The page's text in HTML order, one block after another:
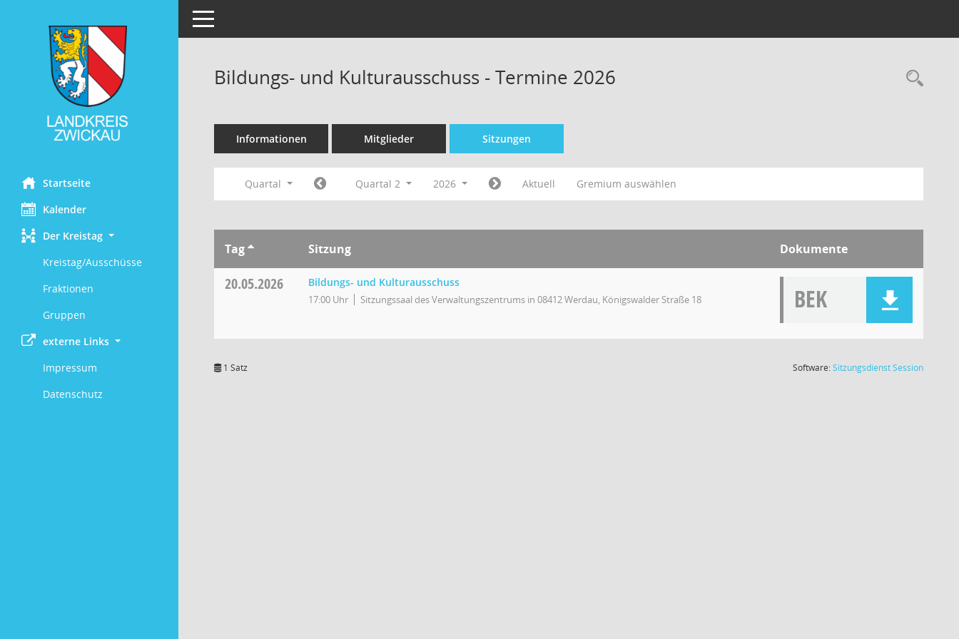
Startseite
Kalender
Der Kreistag
Kreistag/Ausschüsse
Fraktionen
Gruppen
externe Links
Impressum
Datenschutz
Toggle navigation
Bildungs- und Kulturausschuss - Termine 2026
Informationen Mitglieder Sitzungen
Quartal Quartal 2 2026 Aktuell Gremium auswählen
Tag Sitzung Dokumente
20.05.2026 Bildungs- und Kulturausschuss
17:00 Uhr Sitzungssaal des Verwaltungszentrums in 08412 Werdau, Königswalder Straße 18 BEK
1 Satz Software:SitzungsdienstSession(Wird in